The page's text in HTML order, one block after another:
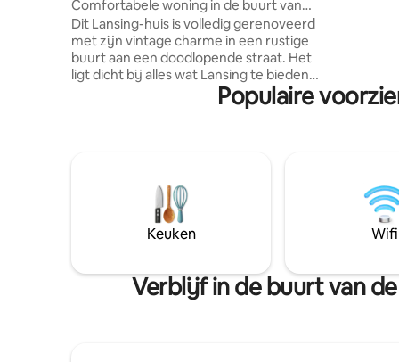
Comfortabele woning in de buurt van
MSU, parken, koffie, restaurants!
Dit Lansing-huis is volledig gerenoveerd
met zijn vintage charme in een rustige
buurt aan een doodlopende straat. Het
ligt dicht bij alles wat Lansing te bieden
campus en 1 mijl naar het centrum van
zowel de 1e als 2e verdieping, queensize
slaapkamer op de begane grond, nog 2
slaapkamers boven met kingsize en
volledige bedden. En een mooie veranda
briesje
Populaire
Keuken Wifi
Verblijf in de buurt van